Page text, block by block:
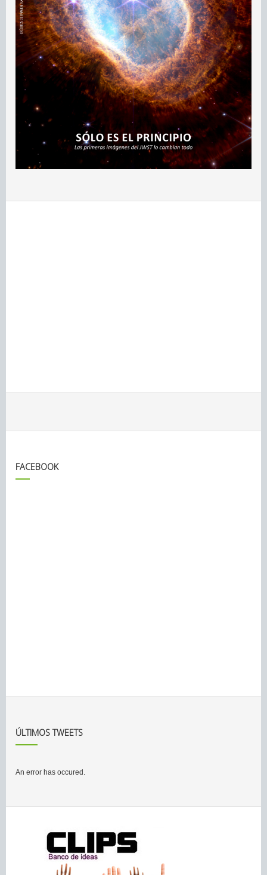
FACEBOOK
ÚLTIMOS TWEETS
An error has occured.